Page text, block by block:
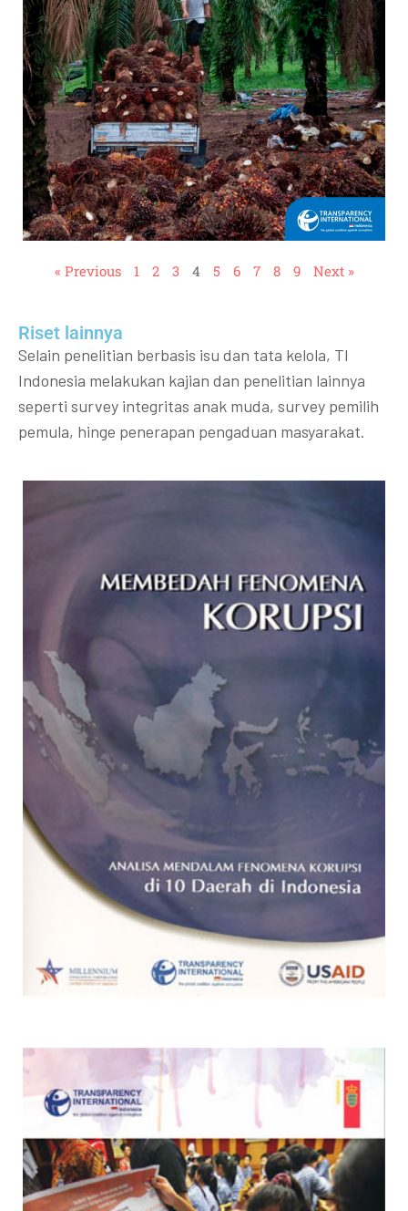
« Previous 1 2 3 4 5 6 7 8 9 Next »
Riset lainnya​​
Selain penelitian berbasis isu dan tata kelola, TI
Indonesia melakukan kajian dan penelitian lainnya
seperti survey integritas anak muda, survey pemilih
pemula, hinge penerapan pengaduan masyarakat.